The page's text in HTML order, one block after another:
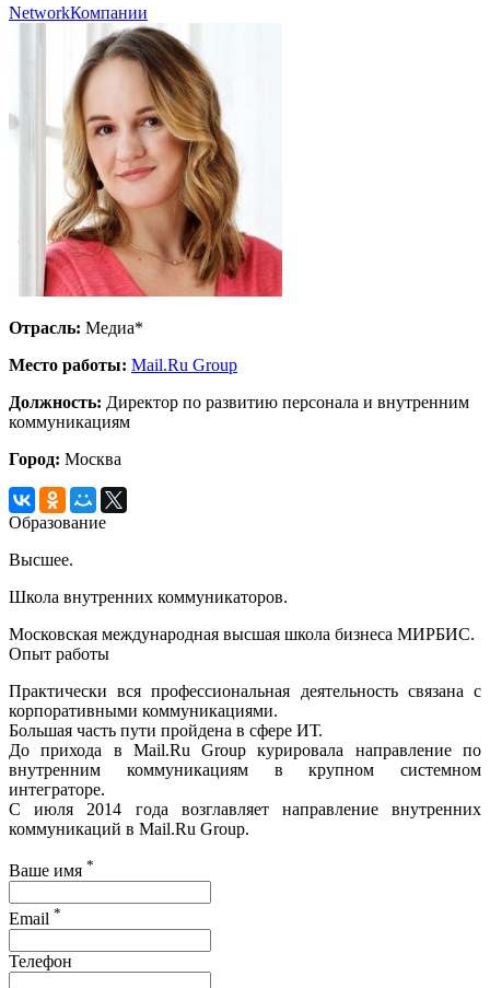
NetworkКомпании
Отрасль: Медиа*
Место работы: Mail.Ru Group
Должность: Директор по развитию персонала и внутренним
коммуникациям
Город: Москва
Образование
Высшее.
Школа внутренних коммуникаторов.
Московская международная высшая школа бизнеса МИРБИС.
Опыт работы
Практически вся профессиональная деятельность связана с
корпоративными коммуникациями.
Большая часть пути пройдена в сфере ИТ.
До прихода в Mail.Ru Group курировала направление по
внутренним коммуникациям в крупном системном
интеграторе.
С июля 2014 года возглавляет направление внутренних
коммуникаций в Mail.Ru Group.
Ваше имя *
Email *
Телефон